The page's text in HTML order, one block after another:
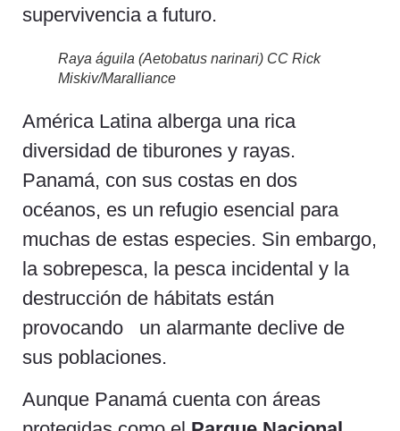
supervivencia a futuro.
Raya águila (Aetobatus narinari) CC Rick
Miskiv/Maralliance
América Latina alberga una rica
diversidad de tiburones y rayas.
Panamá, con sus costas en dos
océanos, es un refugio esencial para
muchas de estas especies. Sin embargo,
la sobrepesca, la pesca incidental y la
destrucción de hábitats están
provocando un alarmante declive de
sus poblaciones.
Aunque Panamá cuenta con áreas